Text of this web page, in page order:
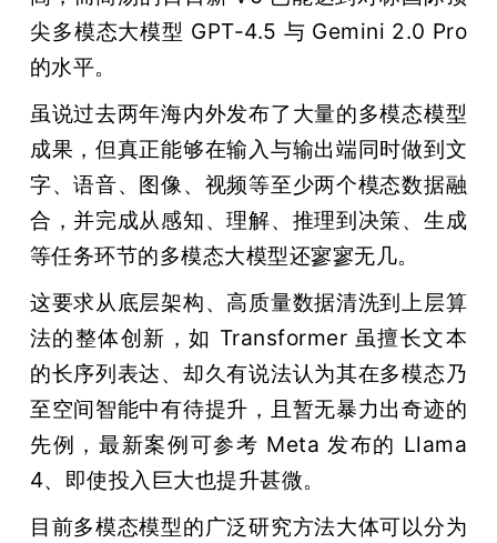
尖多模态大模型 GPT-4.5 与 Gemini 2.0 Pro
的水平。
虽说过去两年海内外发布了大量的多模态模型
成果，但真正能够在输入与输出端同时做到文
字、语音、图像、视频等至少两个模态数据融
合，并完成从感知、理解、推理到决策、生成
等任务环节的多模态大模型还寥寥无几。
这要求从底层架构、高质量数据清洗到上层算
法的整体创新，如 Transformer 虽擅长文本
的长序列表达、却久有说法认为其在多模态乃
至空间智能中有待提升，且暂无暴力出奇迹的
先例，最新案例可参考 Meta 发布的 Llama
4、即使投入巨大也提升甚微。
目前多模态模型的广泛研究方法大体可以分为